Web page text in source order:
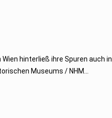
hinterließ ihre Spuren auch in
Museums / NHM...